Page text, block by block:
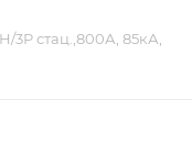
3P стац.,800А, 85кА,